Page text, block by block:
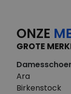
ONZE
GROTE
Ara
Birkenstock